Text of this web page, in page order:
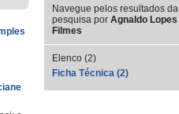
Navegue pelos resultados da
pesquisa por Agnaldo Lopes
Filmes
Elenco (2)
Ficha Técnica (2)